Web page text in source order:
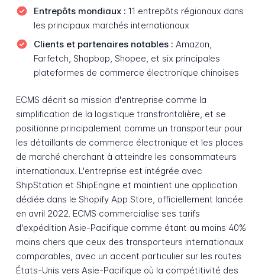
Entrepôts mondiaux : 11 entrepôts régionaux dans
les principaux marchés internationaux
Clients et partenaires notables : Amazon,
Farfetch, Shopbop, Shopee, et six principales
plateformes de commerce électronique chinoises
ECMS décrit sa mission d'entreprise comme la
simplification de la logistique transfrontalière, et se
positionne principalement comme un transporteur pour
les détaillants de commerce électronique et les places
de marché cherchant à atteindre les consommateurs
internationaux. L'entreprise est intégrée avec
ShipStation et ShipEngine et maintient une application
dédiée dans le Shopify App Store, officiellement lancée
en avril 2022. ECMS commercialise ses tarifs
d'expédition Asie-Pacifique comme étant au moins 40%
moins chers que ceux des transporteurs internationaux
comparables, avec un accent particulier sur les routes
États-Unis vers Asie-Pacifique où la compétitivité des